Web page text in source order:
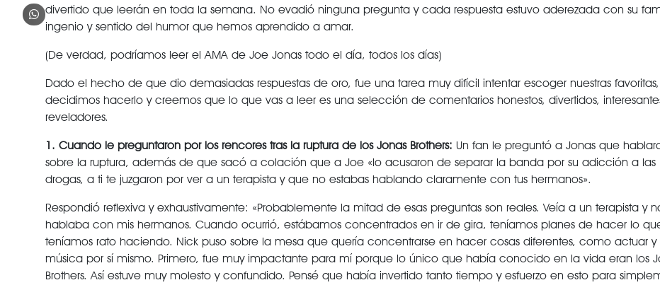
divertido que leerán en toda la semana. No evadió ninguna pregunta y cada respuesta estuvo aderezada con su
ingenio y sentido del humor que hemos aprendido a amar.
(De verdad, podríamos leer el AMA de Joe Jonas todo el día, todos los días)
Dado el hecho de que dio demasiadas respuestas de oro, fue una tarea muy difícil intentar escoger nuestras
decidimos hacerlo y creemos que lo que vas a leer es una selección de comentarios honestos, divertidos,
reveladores.
1. Cuando le preguntaron por los rencores tras la ruptura de los Jonas Brothers: Un fan le preguntó a Jonas que
sobre la ruptura, además de que sacó a colación que a Joe «lo acusaron de separar la banda por su adicción a las
drogas, a ti te juzgaron por ver a un terapista y que no estabas hablando claramente con tus hermanos».
Respondió reflexiva y exhaustivamente: «Probablemente la mitad de esas preguntas son reales. Veía a un terapista y
hablaba con mis hermanos. Cuando ocurrió, estábamos concentrados en ir de gira, teníamos planes de hacer lo
teníamos rato haciendo. Nick puso sobre la mesa que quería concentrarse en hacer cosas diferentes, como actuar y
música por sí mismo. Primero, fue muy impactante para mí porque lo único que había conocido en la vida eran los
Brothers. Así estuve muy molesto y confundido. Pensé que había invertido tanto tiempo y esfuerzo en esto para